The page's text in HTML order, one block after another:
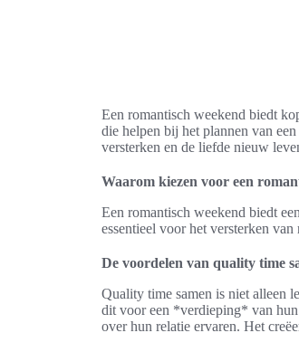
Een romantisch weekend biedt
die helpen bij het plannen van
versterken en de liefde nieuw
Waarom kiezen voor een
Een romantisch weekend biedt
essentieel voor het versterken
De voordelen van quality time
Quality time samen is niet alleen
dit voor een *verdieping* van
over hun relatie ervaren. Het